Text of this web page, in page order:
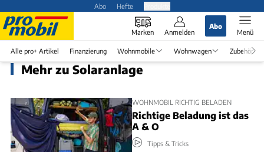
Abo Hefte
Marken Anmelden
Abo
Menü
Alle pro+ Artikel Finanzierung Wohnmobile Wohnwagen Zubehör
Mehr zu Solaranlage
WOHNMOBIL RICHTIG BELADEN
Richtige Beladung ist das
A & O
Tipps & Tricks